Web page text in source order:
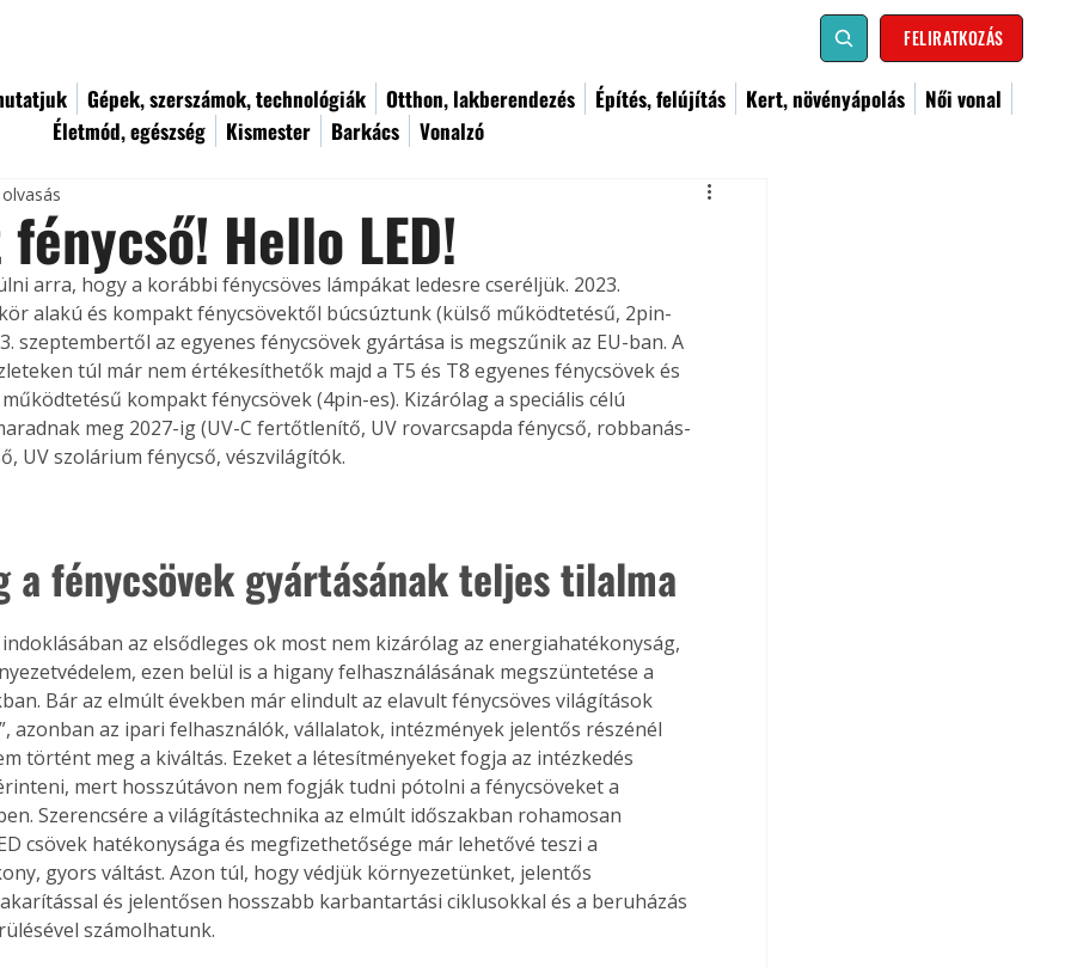
FELIRATKOZÁS
Gépek, szerszámok, technológiák Otthon, lakberendezés Építés, felújítás Kert, növényápolás
Női vonal
Életmód, egészség
Kismester Barkács Vonalzó
Hello LED!
arra, hogy a korábbi fénycsöves lámpákat ledesre cseréljük. 2023.
alakú és kompakt fénycsövektől búcsúztunk (külső működtetésű, 2pin-
szeptembertől az egyenes fénycsövek gyártása is megszűnik az EU-ban. A
túl már nem értékesíthetők majd a T5 és T8 egyenes fénycsövek és
kompakt fénycsövek (4pin-es). Kizárólag a speciális célú
meg 2027-ig (UV-C fertőtlenítő, UV rovarcsapda fénycső, robbanás-
UV szolárium fénycső, vészvilágítók.
a fénycsövek gyártásának teljes tilalma
az elsődleges ok most nem kizárólag az energiahatékonyság,
ezen belül is a higany felhasználásának megszüntetése a
Bár az elmúlt években már elindult az elavult fénycsöves világítások
azonban az ipari felhasználók, vállalatok, intézmények jelentős részénél
történt meg a kiváltás. Ezeket a létesítményeket fogja az intézkedés
mert hosszútávon nem fogják tudni pótolni a fénycsöveket a
Szerencsére a világítástechnika az elmúlt időszakban rohamosan
csövek hatékonysága és megfizethetősége már lehetővé teszi a
gyors váltást. Azon túl, hogy védjük környezetünket, jelentős
és jelentősen hosszabb karbantartási ciklusokkal és a beruházás
számolhatunk.